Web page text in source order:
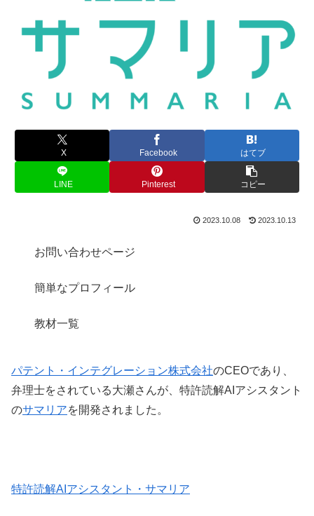
X Facebook はてブ
LINE Pinterest コピー
2023.10.08 2023.10.13
お問い合わせページ
簡単なプロフィール
教材一覧
パテント・インテグレーション株式会社のCEOであり、
弁理士をされている大瀬さんが、特許読解AIアシスタント
のサマリアを開発されました。
特許読解AIアシスタント・サマリア